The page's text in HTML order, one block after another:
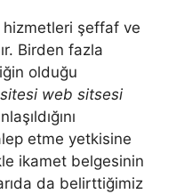
şeffaf ve
Birden fazla
olduğu
web sitsesi
etme yetkisine
ikamet belgesinin
da belirttiğimiz